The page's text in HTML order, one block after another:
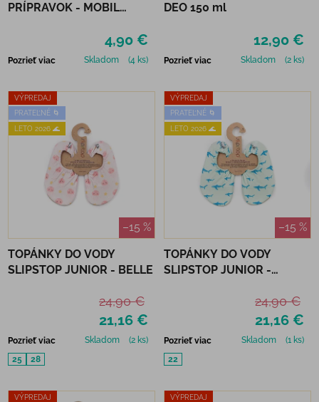
PRÍPRAVOK - MOBIL
4,90 €
Pozrieť viac Skladom (4 ks)
DEO 150 ml
12,90 €
Pozrieť viac Skladom (2 ks)
VÝPREDAJ
PRATEĽNÉ 🌀
LETO 2026 🌊
–15 %
TOPÁNKY DO VODY
SLIPSTOP JUNIOR - BELLE
21,16 €
24,90 €
Pozrieť viac Skladom
(2 ks)
25
28
VÝPREDAJ
PRATEĽNÉ 🌀
LETO 2026 🌊
–15 %
TOPÁNKY DO VODY
SLIPSTOP JUNIOR -
21,16 €
24,90 €
Pozrieť viac Skladom
(1 ks)
22
VÝPREDAJ
VÝPREDAJ